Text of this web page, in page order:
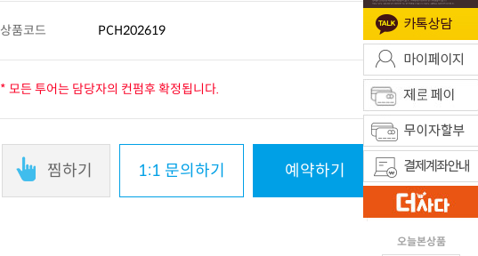
상품코드 PCH202619
* 모든 투어는 담당자의 컨펌후 확정됩니다.
찜하기 1:1 문의하기 예약하기
오늘본상품